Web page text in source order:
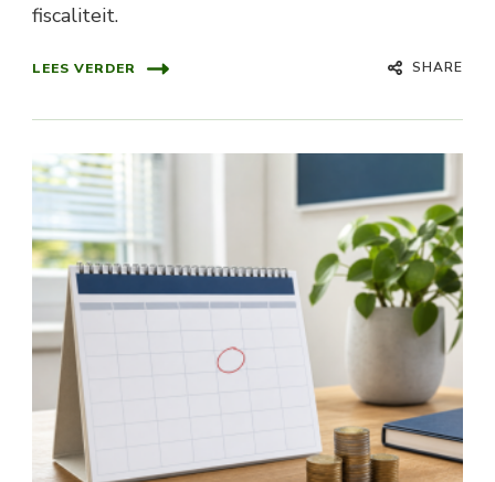
fiscaliteit.
LEES VERDER SHARE